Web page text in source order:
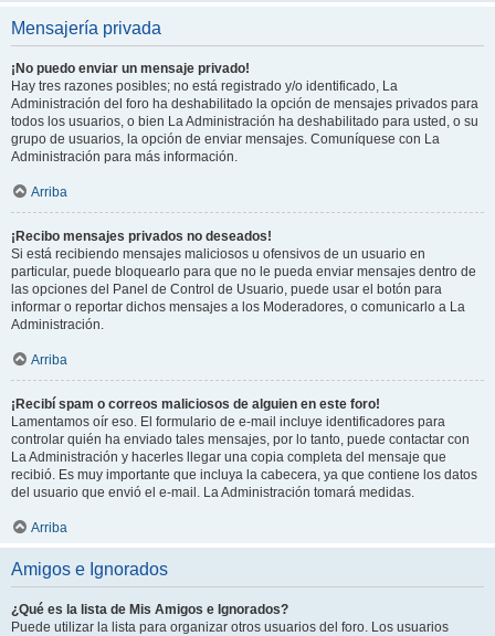
Mensajería privada
¡No puedo enviar un mensaje privado!
Hay tres razones posibles; no está registrado y/o identificado, La
Administración del foro ha deshabilitado la opción de mensajes privados para
todos los usuarios, o bien La Administración ha deshabilitado para usted, o su
grupo de usuarios, la opción de enviar mensajes. Comuníquese con La
Administración para más información.
Arriba
¡Recibo mensajes privados no deseados!
Si está recibiendo mensajes maliciosos u ofensivos de un usuario en
particular, puede bloquearlo para que no le pueda enviar mensajes dentro de
las opciones del Panel de Control de Usuario, puede usar el botón para
informar o reportar dichos mensajes a los Moderadores, o comunicarlo a La
Administración.
Arriba
¡Recibí spam o correos maliciosos de alguien en este foro!
Lamentamos oír eso. El formulario de e-mail incluye identificadores para
controlar quién ha enviado tales mensajes, por lo tanto, puede contactar con
La Administración y hacerles llegar una copia completa del mensaje que
recibió. Es muy importante que incluya la cabecera, ya que contiene los datos
del usuario que envió el e-mail. La Administración tomará medidas.
Arriba
Amigos e Ignorados
¿Qué es la lista de Mis Amigos e Ignorados?
Puede utilizar la lista para organizar otros usuarios del foro. Los usuarios